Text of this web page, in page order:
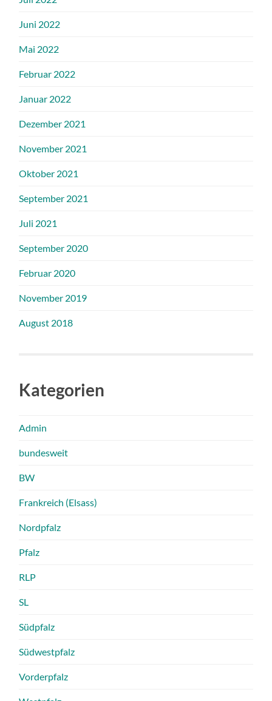
Juni 2022
Mai 2022
Februar 2022
Januar 2022
Dezember 2021
November 2021
Oktober 2021
September 2021
Juli 2021
September 2020
Februar 2020
November 2019
August 2018
Kategorien
Admin
bundesweit
BW
Frankreich (Elsass)
Nordpfalz
Pfalz
RLP
SL
Südpfalz
Südwestpfalz
Vorderpfalz